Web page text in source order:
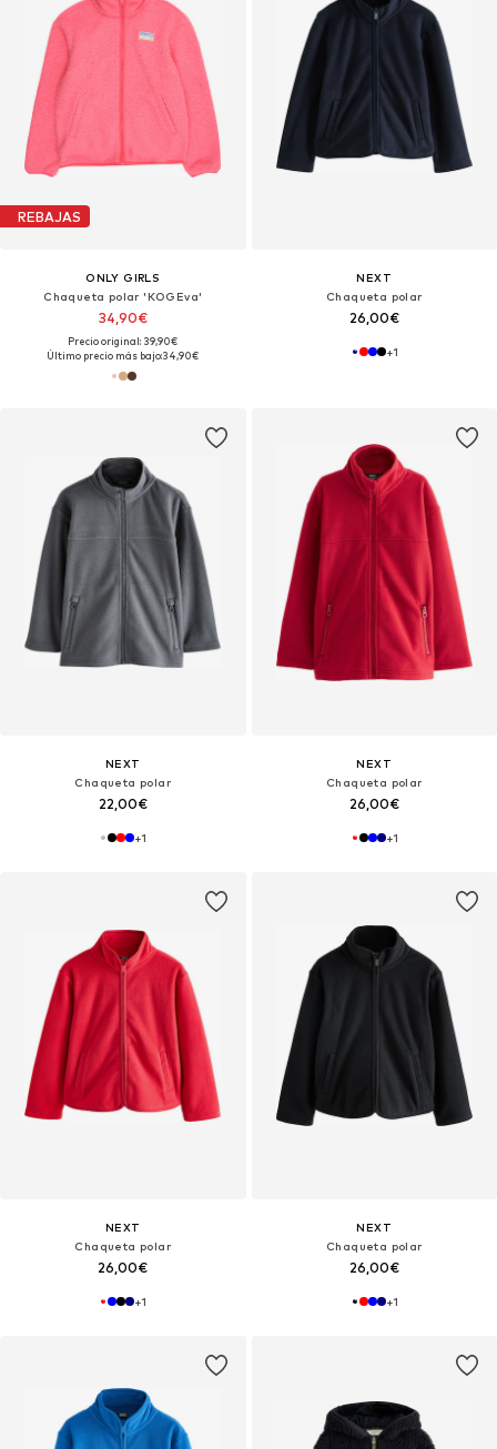
REBAJAS
ONLY GIRLS
Chaqueta polar 'KOGEva'
34,90€
Precio original: 39,90€
Último precio más bajo:34,90€
NEXT
Chaqueta polar
26,00€
+1
NEXT
Chaqueta polar
22,00€
+1
NEXT
Chaqueta polar
26,00€
+1
NEXT
Chaqueta polar
26,00€
+1
NEXT
Chaqueta polar
26,00€
+1